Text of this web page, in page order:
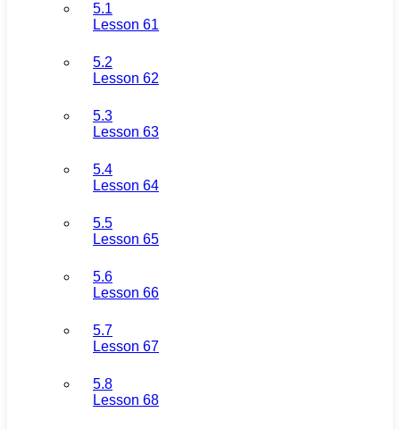
5.1
Lesson 61
5.2
Lesson 62
5.3
Lesson 63
5.4
Lesson 64
5.5
Lesson 65
5.6
Lesson 66
5.7
Lesson 67
5.8
Lesson 68